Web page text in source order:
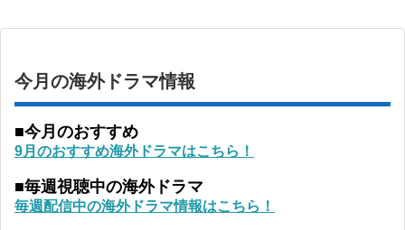
今月の海外ドラマ情報
■今月のおすすめ
9月のおすすめ海外ドラマはこちら！
■毎週視聴中の海外ドラマ
毎週配信中の海外ドラマ情報はこちら！